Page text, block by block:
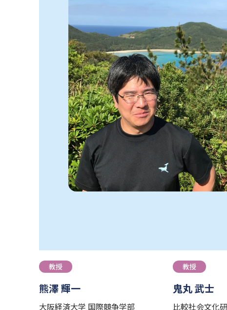
教授
熊澤 輝一
大阪経済大学 国際競争学部
教授
鬼丸 武士
比較社会文化